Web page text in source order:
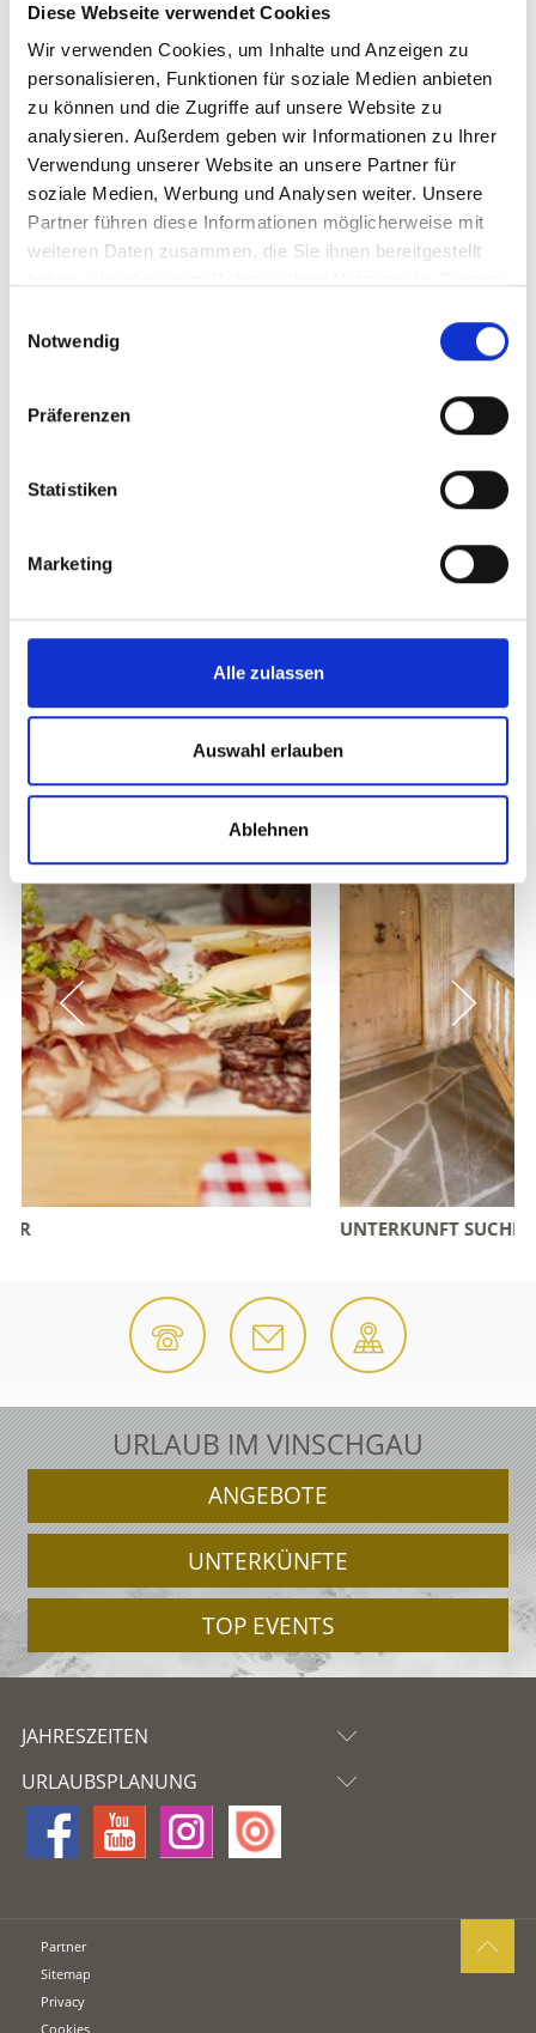
Diese Webseite verwendet Cookies
Wir verwenden Cookies, um Inhalte und Anzeigen zu
personalisieren, Funktionen für soziale Medien anbieten
zu können und die Zugriffe auf unsere Website zu
analysieren. Außerdem geben wir Informationen zu Ihrer
Verwendung unserer Website an unsere Partner für
soziale Medien, Werbung und Analysen weiter. Unsere
Partner führen diese Informationen möglicherweise mit
weiteren Daten zusammen, die Sie ihnen bereitgestellt
Notwendig
Präferenzen
Statistiken
Marketing
Alle zulassen
Auswahl erlauben
Ablehnen
Pdf herunterladen
Anmeldung erforderlich
Veranstaltungsort
Skigebiet Watles - Prämajur
Veranstalter
Touristik & Freizeit GmbH
Mals 39024
Tel.+39 345 7670255
zurück zu den Top Events
Weitere interessante Links
UNTERKUNFT SUCHEN & BUCHEN
URLAUB IM VINSCHGAU
ANGEBOTE
UNTERKÜNFTE
TOP EVENTS
JAHRESZEITEN
URLAUBSPLANUNG
Partner
Sitemap
Privacy
Cookies